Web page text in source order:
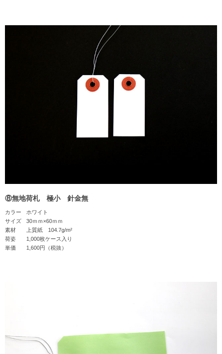
⑧無地荷札 極小 針金無
カラー
ホワイト
サイズ
30ｍｍ×60ｍｍ
素材
上質紙 104.7g/m²
荷姿
1,000枚ケース入り
単価
1,600円（税抜）